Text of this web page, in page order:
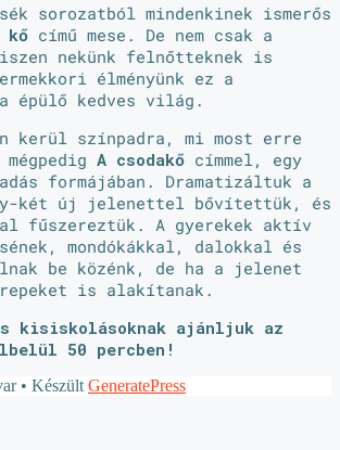
sorozatból mindenkinek ismerős
kő című mese. De nem csak a
nekünk felnőtteknek is
élményünk ez a
épülő kedves világ.
kerül színpadra, mi most erre
A csodakő címmel, egy
formájában. Dramatizáltuk a
két új jelenettel bővítettük, és
fűszereztük. A gyerekek aktív
mondókákkal, dalokkal és
be közénk, de ha a jelenet
is alakítanak.
kisiskolásoknak ajánljuk az
50 percben!
• Készült GeneratePress